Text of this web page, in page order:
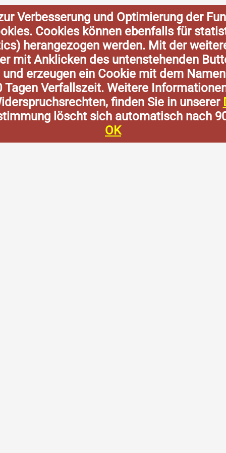
Verbesserung und Optimierung der
Cookies können ebenfalls für
herangezogen werden. Mit der
mit Anklicken des untenstehenden
erzeugen ein Cookie mit dem
Tagen Verfallszeit. Weitere
finden Sie in unserer
löscht sich automatisch nach
OK